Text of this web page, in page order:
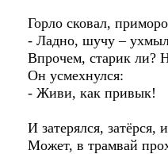
Горло сковал,
- Ладно, шучу –
Впрочем, старик ли?
Он усмехнулся:
- Живи, как привык!
И затерялся, затёрся,
Может, в трамвай